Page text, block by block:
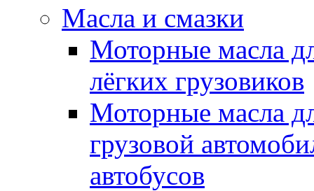
Масла и смазки
Моторные масла
лёгких грузовиков
Моторные масла
грузовой
автобусов